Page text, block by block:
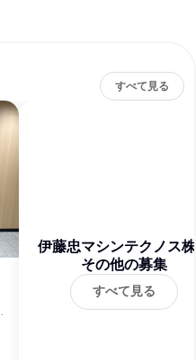
すべて見る
伊藤忠マシンテクノス
会社
その他の募集
すべて見る